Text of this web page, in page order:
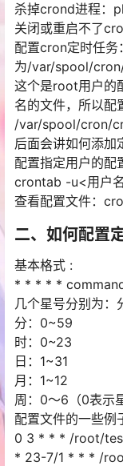
杀掉crond进程：
关闭或重启不了
配置cron定时任
为/var/spool/
这个是root用户的
名的文件，所以配
/var/spool/cron/
后面会讲如何添加
配置指定用户的配
crontab -u<用户
查看配置文件：
二、如何配置
基本格式 :
* * * * *
几个星号分别为：
分：0~59
时：0~23
日：1~31
月：1~12
周：0～6（0表示
配置文件的一些例
0 3 * * * /root/
* 23-7/1 * * * /